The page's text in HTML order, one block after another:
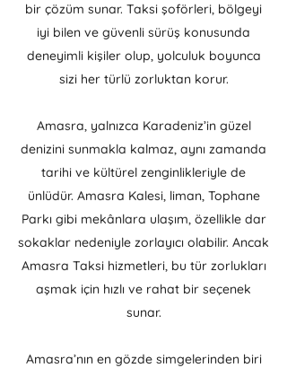
bir çözüm sunar. Taksi şoförleri, bölgeyi
iyi bilen ve güvenli sürüş konusunda
deneyimli kişiler olup, yolculuk boyunca
sizi her türlü zorluktan korur.
Amasra, yalnızca Karadeniz’in güzel
denizini sunmakla kalmaz, aynı zamanda
tarihi ve kültürel zenginlikleriyle de
ünlüdür. Amasra Kalesi, liman, Tophane
Parkı gibi mekânlara ulaşım, özellikle dar
sokaklar nedeniyle zorlayıcı olabilir. Ancak
Amasra Taksi hizmetleri, bu tür zorlukları
aşmak için hızlı ve rahat bir seçenek
sunar.
Amasra’nın en gözde simgelerinden biri